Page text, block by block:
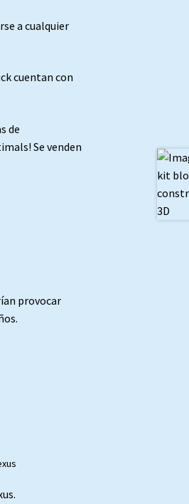
a cualquier
cuentan con
de
Se venden
provocar